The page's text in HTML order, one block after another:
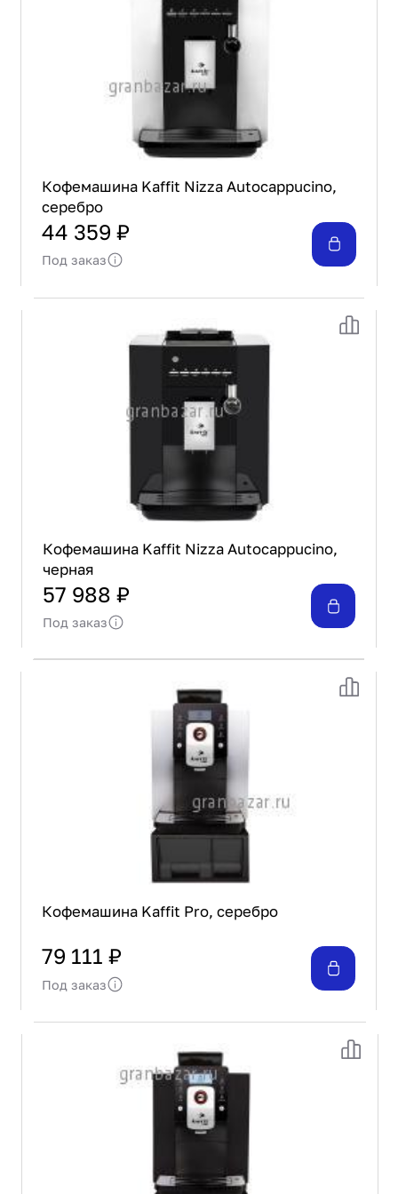
Кофемашина Kaffit Nizza Autocappucino,
серебро
44 359 ₽
Под заказ
Кофемашина Kaffit Nizza Autocappucino,
черная
57 988 ₽
Под заказ
Кофемашина Kaffit Pro, серебро
79 111 ₽
Под заказ